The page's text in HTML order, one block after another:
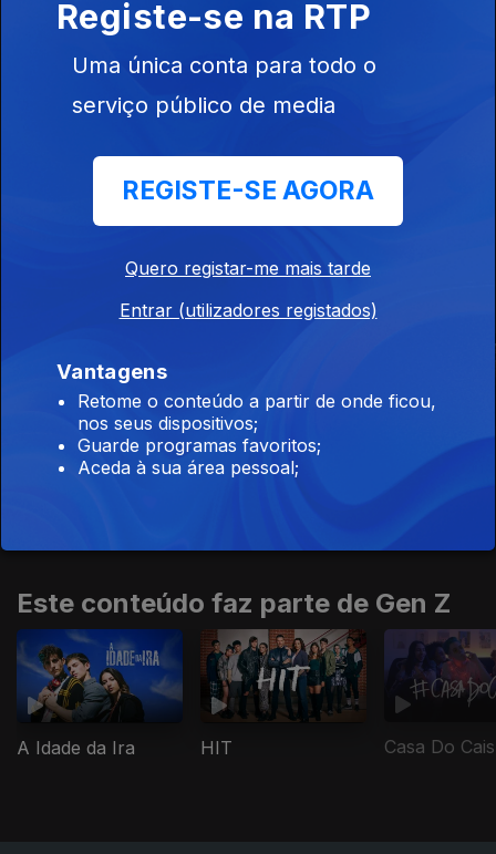
Este conteúdo faz parte de Séries
Estrangeiras
O Santo Harry Wild
Este conteúdo faz parte de Gen Z
A Idade da Ira HIT Casa Do Cais
Registe-se na RTP
Uma única conta para todo o
serviço público de media
REGISTE-SE AGORA
Quero registar-me mais tarde
Entrar (utilizadores registados)
Vantagens
Retome o conteúdo a partir de onde ficou,
nos seus dispositivos;
Guarde programas favoritos;
Aceda à sua área pessoal;